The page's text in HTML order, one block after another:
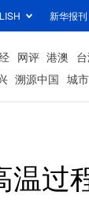
新华报刊
网评 港澳
溯源中国 城市
过